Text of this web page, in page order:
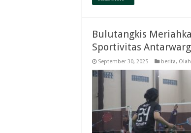
Bulutangkis
Sportivitas
September 30, 2025 berita,